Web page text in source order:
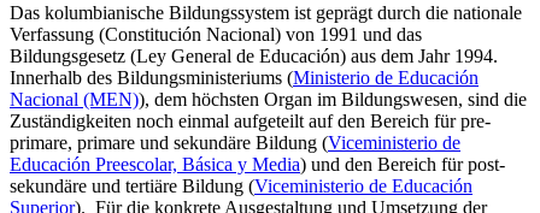
Das kolumbianische Bildungssystem ist geprägt durch die nationale
Verfassung (Constitución Nacional) von 1991 und das
Bildungsgesetz (Ley General de Educación) aus dem Jahr 1994.
Innerhalb des Bildungsministeriums (Ministerio de Educación
Nacional (MEN)), dem höchsten Organ im Bildungswesen, sind die
Zuständigkeiten noch einmal aufgeteilt auf den Bereich für pre-
primare, primare und sekundäre Bildung (Viceministerio de
Educación Preescolar, Básica y Media) und den Bereich für post-
sekundäre und tertiäre Bildung (Viceministerio de Educación
Superior). Für die konkrete Ausgestaltung und Umsetzung der